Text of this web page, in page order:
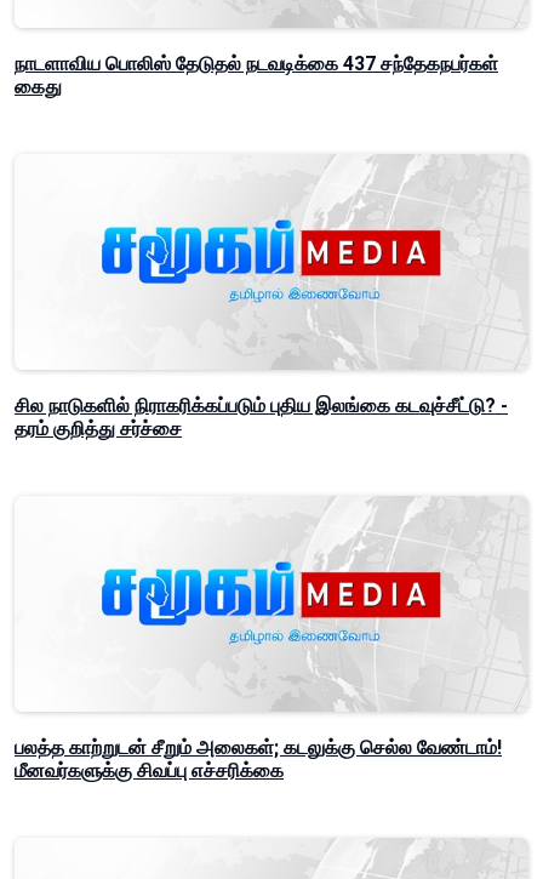
நாடளாவிய பொலிஸ் தேடுதல் நடவடிக்கை 437 சந்தேகநபர்கள்
கைது
சில நாடுகளில் நிராகரிக்கப்படும் புதிய இலங்கை கடவுச்சீட்டு? -
தரம் குறித்து சர்ச்சை
பலத்த காற்றுடன் சீறும் அலைகள்; கடலுக்கு செல்ல வேண்டாம்!
மீனவர்களுக்கு சிவப்பு எச்சரிக்கை